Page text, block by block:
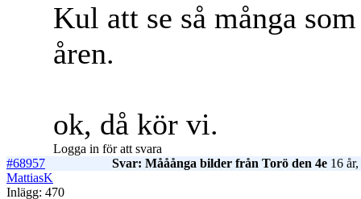
Kul att se så många
åren.
ok, då kör vi.
Logga in för att svara
#68957
Svar: Mååånga bilder från Torö den 4e 16
MattiasK
Inlägg: 470